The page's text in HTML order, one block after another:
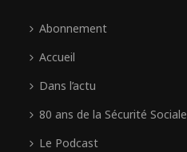
Abonnement
Accueil
Dans l’actu
80 ans de la Sécurité Sociale
Le Podcast